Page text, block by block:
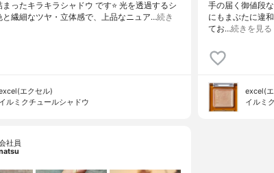
まったキラキラシャドウ です⭐️ 光を透過するシ
と繊細なツヤ・立体感で、上品なニュア…続き
エクセル)
イルミクチュールシャドウ
手の届く御値段
にもまぶたに違
てお…続きを見る
excel(
イルミ
社員